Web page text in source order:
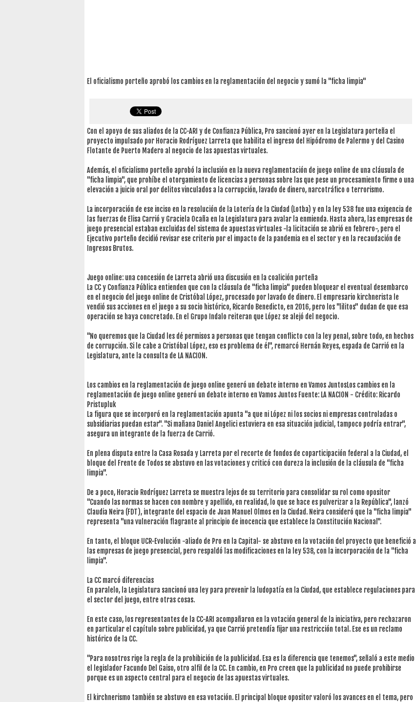
El oficialismo porteño aprobó los cambios en la reglamentación del negocio y sumó la "ficha limpia"
Con el apoyo de sus aliados de la CC-ARI y de Confianza Pública, Pro sancionó ayer en la Legislatura porteña el
proyecto impulsado por Horacio Rodríguez Larreta que habilita el ingreso del Hipódromo de Palermo y del Casino
Flotante de Puerto Madero al negocio de las apuestas virtuales.
Además, el oficialismo porteño aprobó la inclusión en la nueva reglamentación de juego online de una cláusula de
"ficha limpia", que prohíbe el otorgamiento de licencias a personas sobre las que pese un procesamiento firme o una
elevación a juicio oral por delitos vinculados a la corrupción, lavado de dinero, narcotráfico o terrorismo.
La incorporación de ese inciso en la resolución de la Lotería de la Ciudad (Lotba) y en la ley 538 fue una exigencia de
las fuerzas de Elisa Carrió y Graciela Ocaña en la Legislatura para avalar la enmienda. Hasta ahora, las empresas de
juego presencial estaban excluidas del sistema de apuestas virtuales -la licitación se abrió en febrero-, pero el
Ejecutivo porteño decidió revisar ese criterio por el impacto de la pandemia en el sector y en la recaudación de
Ingresos Brutos.
Juego online: una concesión de Larreta abrió una discusión en la coalición porteña
La CC y Confianza Pública entienden que con la cláusula de "ficha limpia" pueden bloquear el eventual desembarco
en el negocio del juego online de Cristóbal López, procesado por lavado de dinero. El empresario kirchnerista le
vendió sus acciones en el juego a su socio histórico, Ricardo Benedicto, en 2016, pero los "lilitos" dudan de que esa
operación se haya concretado. En el Grupo Indalo reiteran que López se alejó del negocio.
"No queremos que la Ciudad les dé permisos a personas que tengan conflicto con la ley penal, sobre todo, en hechos
de corrupción. Si le cabe a Cristóbal López, eso es problema de él", remarcó Hernán Reyes, espada de Carrió en la
Legislatura, ante la consulta de LA NACION.
Los cambios en la reglamentación de juego online generó un debate interno en Vamos JuntosLos cambios en la
reglamentación de juego online generó un debate interno en Vamos Juntos Fuente: LA NACION - Crédito: Ricardo
Pristupluk
La figura que se incorporó en la reglamentación apunta "a que ni López ni los socios ni empresas controladas o
subsidiarias puedan estar". "Si mañana Daniel Angelici estuviera en esa situación judicial, tampoco podría entrar",
asegura un integrante de la fuerza de Carrió.
En plena disputa entre la Casa Rosada y Larreta por el recorte de fondos de coparticipación federal a la Ciudad, el
bloque del Frente de Todos se abstuvo en las votaciones y criticó con dureza la inclusión de la cláusula de "ficha
limpia".
De a poco, Horacio Rodríguez Larreta se muestra lejos de su territorio para consolidar su rol como opositor
"Cuando las normas se hacen con nombre y apellido, en realidad, lo que se hace es pulverizar a la República", lanzó
Claudia Neira (FDT), integrante del espacio de Juan Manuel Olmos en la Ciudad. Neira consideró que la "ficha limpia"
representa "una vulneración flagrante al principio de inocencia que establece la Constitución Nacional".
En tanto, el bloque UCR-Evolución -aliado de Pro en la Capital- se abstuvo en la votación del proyecto que benefició a
las empresas de juego presencial, pero respaldó las modificaciones en la ley 538, con la incorporación de la "ficha
limpia".
La CC marcó diferencias
En paralelo, la Legislatura sancionó una ley para prevenir la ludopatía en la Ciudad, que establece regulaciones para
el sector del juego, entre otras cosas.
En este caso, los representantes de la CC-ARI acompañaron en la votación general de la iniciativa, pero rechazaron
en particular el capítulo sobre publicidad, ya que Carrió pretendía fijar una restricción total. Ese es un reclamo
histórico de la CC.
"Para nosotros rige la regla de la prohibición de la publicidad. Esa es la diferencia que tenemos", señaló a este medio
el legislador Facundo Del Gaiso, otro alfil de la CC. En cambio, en Pro creen que la publicidad no puede prohibirse
porque es un aspecto central para el negocio de las apuestas virtuales.
El kirchnerismo también se abstuvo en esa votación. El principal bloque opositor valoró los avances en el tema, pero